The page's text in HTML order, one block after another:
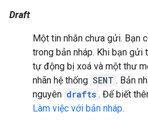
Draft
Một tin nhắn chưa gửi. Bạn
trong bản nháp. Khi bạn gửi
tự động bị xoá và một thư
nhãn hệ thống SENT . Bản
nguyên drafts . Để biết
Làm việc với bản nháp.